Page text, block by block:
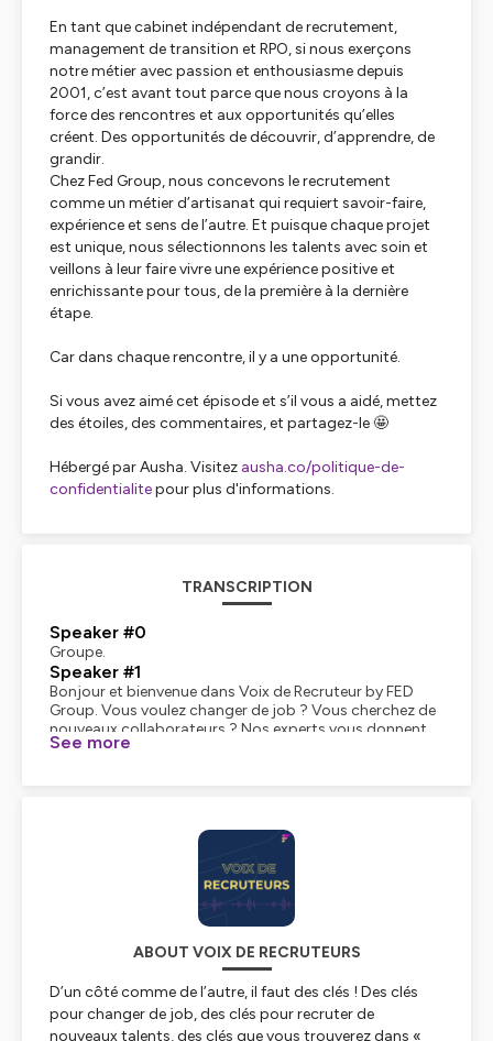
En tant que cabinet indépendant de recrutement,
management de transition et RPO, si nous exerçons
notre métier avec passion et enthousiasme depuis
2001, c’est avant tout parce que nous croyons à la
force des rencontres et aux opportunités qu’elles
créent. Des opportunités de découvrir, d’apprendre, de
grandir.
Chez Fed Group, nous concevons le recrutement
comme un métier d’artisanat qui requiert savoir-faire,
expérience et sens de l’autre. Et puisque chaque projet
est unique, nous sélectionnons les talents avec soin et
veillons à leur faire vivre une expérience positive et
enrichissante pour tous, de la première à la dernière
étape.
Car dans chaque rencontre, il y a une opportunité.
Si vous avez aimé cet épisode et s’il vous a aidé, mettez
des étoiles, des commentaires, et partagez-le 🤩
Hébergé par Ausha. Visitez ausha.co/politique-de-
confidentialitepour plus d'informations.
TRANSCRIPTION
Speaker #0
Groupe.
Speaker #1
Bonjour et bienvenue dans Voix de Recruteur by FED
Group. Vous voulez changer de job ? Vous cherchez de
nouveaux collaborateurs ? Nos experts vous donnent
des clés de réussite pour décrocher le meilleur pote ou le
ensemble le succès professionnel de demain. Bonne
Quel est l'impact de l'IA côté candidat et côté recruteur
? Dans cet épisode de Voix de Recruteur, nous vous
avantages de l'IA dans l'expérience candidat, mais
également de vous donner des tips concrets sur son
potentiel pour les recruteurs. Et pour cela, je vais donc
recueillir les conseils d'Axel Goubeau, Team Lead chez
FedIT et d'Olivier Pontécaille, responsable de projet
See more
ABOUT VOIX DE RECRUTEURS
D’un côté comme de l’autre, il faut des clés ! Des clés
pour changer de job, des clés pour recruter de
nouveaux talents, des clés que vous trouverez dans «